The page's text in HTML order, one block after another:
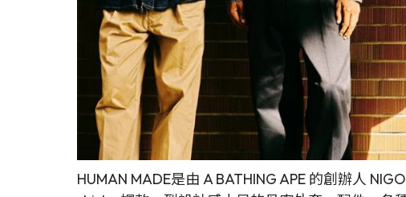
HUMAN MADE是由 A BATHING APE 的創辦人